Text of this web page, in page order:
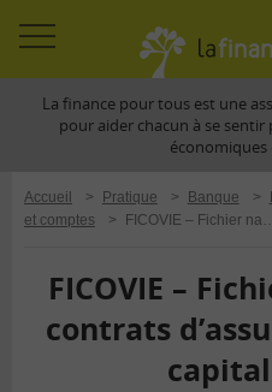
àLa finance pour tous est une
pour aider chacun à se sentir
économiques
Accueil > Pratique > Banque >
et comptes
> FICOVIE – Fichier national des
FICOVIE –
contrats